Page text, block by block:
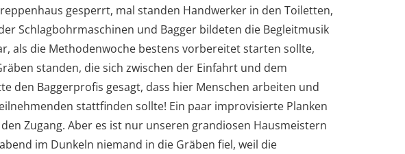
gesperrt, mal standen Handwerker in den Toiletten,
Schlagbohrmaschinen und Bagger bildeten die Begleitmusik
als die Methodenwoche bestens vorbereitet starten sollte,
standen, die sich zwischen der Einfahrt und dem
den Baggerprofis gesagt, dass hier Menschen arbeiten und
stattfinden sollte! Ein paar improvisierte Planken
Zugang. Aber es ist nur unseren grandiosen Hausmeistern
im Dunkeln niemand in die Gräben fiel, weil die